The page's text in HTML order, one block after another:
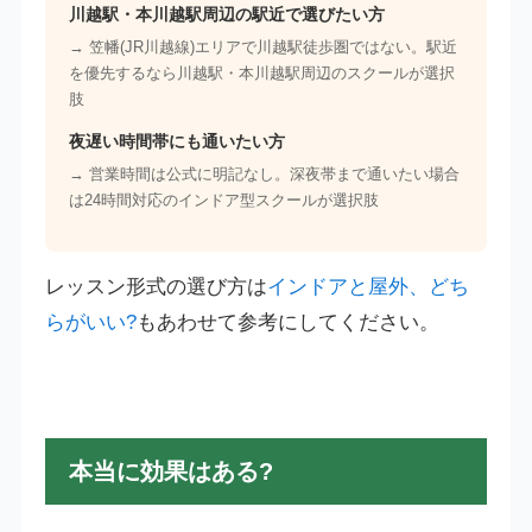
川越駅・本川越駅周辺の駅近で選びたい方
→ 笠幡(JR川越線)エリアで川越駅徒歩圏ではない。駅近
を優先するなら川越駅・本川越駅周辺のスクールが選択
肢
夜遅い時間帯にも通いたい方
→ 営業時間は公式に明記なし。深夜帯まで通いたい場合
は24時間対応のインドア型スクールが選択肢
レッスン形式の選び方はインドアと屋外、どち
らがいい?もあわせて参考にしてください。
本当に効果はある?